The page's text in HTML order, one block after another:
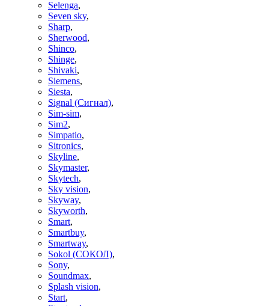
Selenga,
Seven sky,
Sharp,
Sherwood,
Shinco,
Shinge,
Shivaki,
Siemens,
Siesta,
Signal (Сигнал),
Sim-sim,
Sim2,
Simpatio,
Sitronics,
Skyline,
Skymaster,
Skytech,
Sky vision,
Skyway,
Skyworth,
Smart,
Smartbuy,
Smartway,
Sokol (СОКОЛ),
Sony,
Soundmax,
Splash vision,
Start,